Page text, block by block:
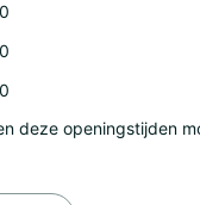
deze openingstijden